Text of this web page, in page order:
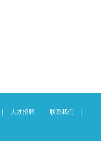
人才招聘 联系我们